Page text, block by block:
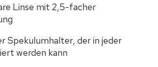
Linse mit 2,5-facher
Spekulumhalter, der in jeder
werden kann